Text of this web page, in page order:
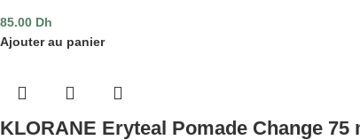
85.00 Dh
Ajouter au panier
KLORANE Eryteal Pomade Change 75